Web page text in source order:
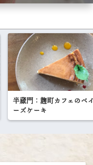
半蔵門：麹町カフェのベ
ーズケーキ